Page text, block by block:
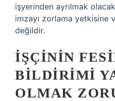
işyerinden ayrılmak
imzayı zorlama yetkisine
değildir.
İŞÇININ
BILDIRIMI
OLMAK